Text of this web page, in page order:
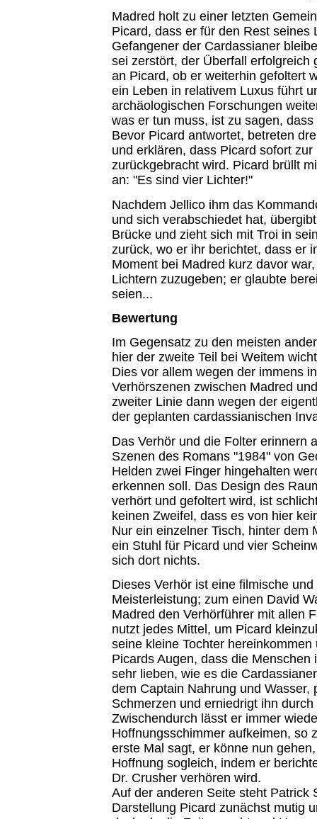
Madred holt zu einer letzten
Picard, dass er für den Rest seines
Gefangener der Cardassianer
sei zerstört, der Überfall erfolgreich
an Picard, ob er weiterhin gefoltert
ein Leben in relativem Luxus führt
archäologischen Forschungen
was er tun muss, ist zu sagen,
Bevor Picard antwortet, betreten
und erklären, dass Picard sofort zur
zurückgebracht wird. Picard brüllt
an: "Es sind vier Lichter!"
Nachdem Jellico ihm das
und sich verabschiedet hat,
Brücke und zieht sich mit Troi in
zurück, wo er ihr berichtet, dass er
Moment bei Madred kurz davor
Lichtern zuzugeben; er glaubte
seien...
Bewertung
Im Gegensatz zu den meisten
hier der zweite Teil bei Weitem
Dies vor allem wegen der immens
Verhörszenen zwischen Madred
zweiter Linie dann wegen der
der geplanten cardassianischen
Das Verhör und die Folter erinnern
Szenen des Romans "1984" von
Helden zwei Finger hingehalten
erkennen soll. Das Design des
verhört und gefoltert wird, ist
keinen Zweifel, dass es von hier
Nur ein einzelner Tisch, hinter dem
ein Stuhl für Picard und vier
sich dort nichts.
Dieses Verhör ist eine filmische
Meisterleistung; zum einen David
Madred den Verhörführer mit allen
nutzt jedes Mittel, um Picard
seine kleine Tochter hereinkommen
Picards Augen, dass die Menschen
sehr lieben, wie es die
dem Captain Nahrung und Wasser,
Schmerzen und erniedrigt ihn
Zwischendurch lässt er immer
Hoffnungsschimmer aufkeimen, so
erste Mal sagt, er könne nun
Hoffnung sogleich, indem er
Dr. Crusher verhören wird.
Auf der anderen Seite steht Patrick
Darstellung Picard zunächst mutig